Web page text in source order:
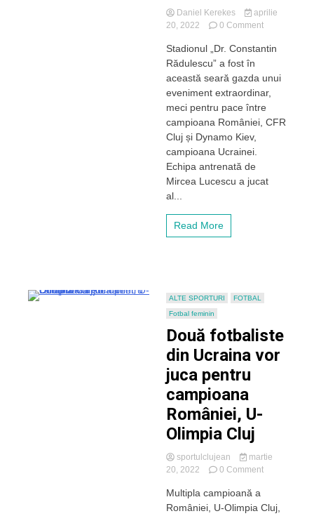
Daniel Kerekes
aprilie
20, 2022
0 Commenton
7000
spectatori
meciul
caritabil
pentru
Cluj
Stadionul „Dr. Constantin
Rădulescu” a fost în
această seară gazda unui
eveniment extraordinar,
meci pentru pace între
campioana României, CFR
Cluj și Dynamo Kiev,
campioana Ucrainei.
Echipa antrenată de
Mircea Lucescu a jucat
al...
Read More
ALTE SPORTURI
FOTBAL
Fotbal feminin
Două fotbaliste
din Ucraina vor
juca pentru
campioana
României, U-
Olimpia Cluj
sportulclujean
martie
20, 2022
0 Commenton
din
Multipla campioană a
României, U-Olimpia Cluj,